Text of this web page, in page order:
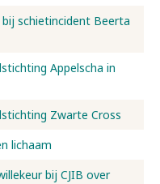
schietincident Beerta
Appelscha in
Zwarte Cross
lichaam
bij CJIB over